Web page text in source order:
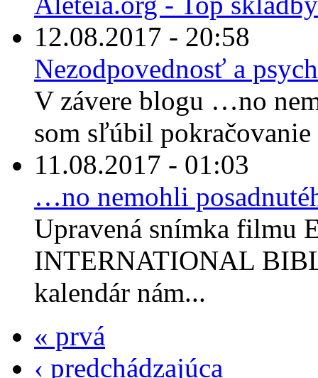
12.08.2017 - 20:58
Nezodpovednosť a
V závere blogu …no
som sľúbil
11.08.2017 - 01:03
…no nemohli
Upravená snímka filmu
INTERNATIONAL
kalendár nám...
« prvá
‹ predchádzajúca